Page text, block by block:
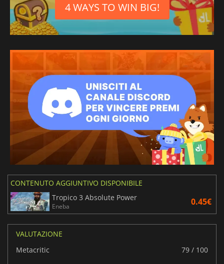
4 WAYS TO WIN BIG!
CONTENUTO AGGIUNTIVO DISPONIBILE
Tropico 3 Absolute Power
Eneba 0.45€
VALUTAZIONE
Metacritic
79 / 100